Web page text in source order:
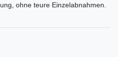
ohne teure Einzelabnahmen.